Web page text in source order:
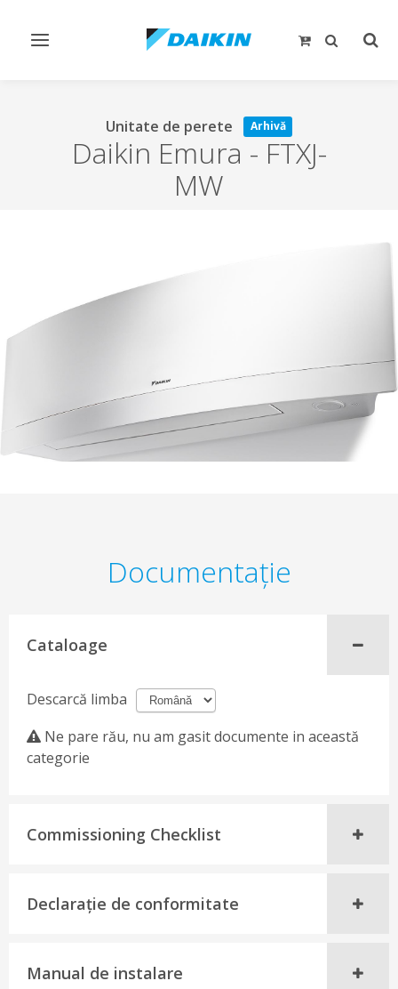
Comutare
Unitate de perete Arhivă
Daikin Emura - FTXJ-
MW
Documentaţie
Cataloage
Descarcă limba
Ne pare rău, nu am gasit documente in această
categorie
Commissioning Checklist
Declaraţie de conformitate
Manual de instalare